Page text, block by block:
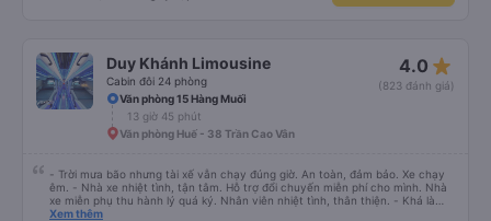
Duy Khánh Limousine
Cabin đôi 24 phòng
4.0 star_rate
(823 đánh giá)
Văn phòng 15 Hàng Muối
13 giờ 45 phút
Văn phòng Huế - 38 Trần Cao Vân
- Trời mưa bão nhưng tài xế vẫn chạy đúng giờ. An toàn, đảm bảo. Xe chạy
êm. - Nhà xe nhiệt tình, tận tâm. Hỗ trợ đổi chuyến miễn phí cho mình. Nhà
xe miễn phụ thu hành lý quá ký. Nhân viên nhiệt tình, thân thiện. - Khá là
thích tài xế. Lái xe an toàn. Chu đáo, thân thiện, nhiệt tình. - Xe ngồi thoải
Xem thêm